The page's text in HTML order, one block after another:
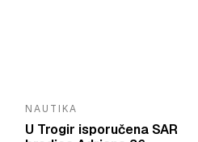
NAUTIKA
U Trogir isporučena SAR